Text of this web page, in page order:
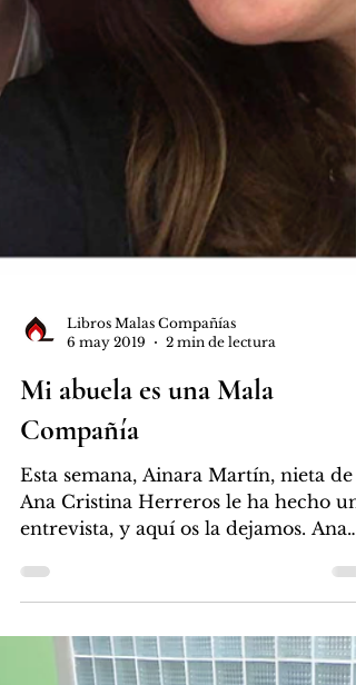
6 may 2019
2 min de lectura
Mi abuela es una Mala
Compañía
Esta semana, Ainara Martín, nieta de
entrevista, y aquí os la dejamos. Ana
Cristina Herreros es...